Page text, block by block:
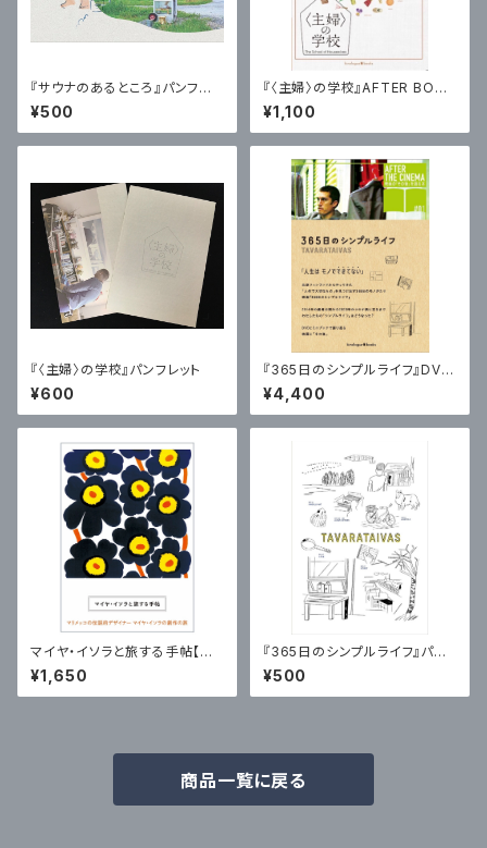
『サウナのあるところ』パンフレッ
ト
¥500
『〈主婦〉の学校』AFTER BOOK
（本編映像特典なし）【特典：オリ
ジナルポスターカード】
¥1,100
『〈主婦〉の学校』パンフレット
¥600
『365日のシンプルライフ』DVD
ブック【特典：パンフレット】
¥4,400
マイヤ・イソラと旅する手帖【特
典：ポストカード（限定数）】
¥1,650
『365日のシンプルライフ』パン
フレット【特典：365 pickup no
te】
¥500
商品一覧に戻る